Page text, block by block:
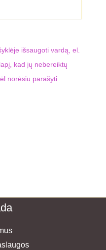
išsaugoti vardą, el.
kad jų nebereiktų
norėsiu parašyti